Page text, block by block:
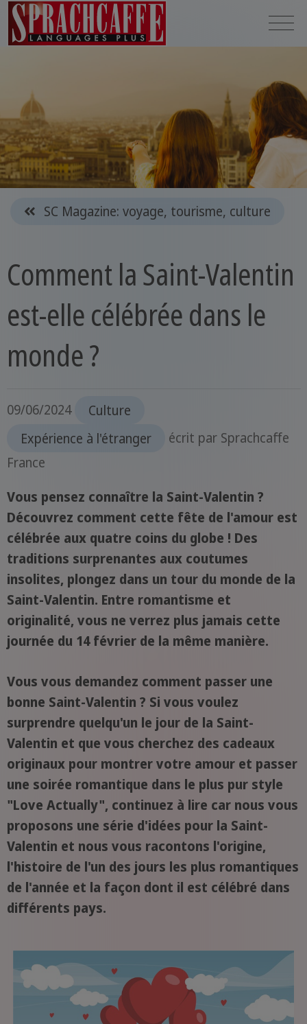
SC Magazine: voyage, tourisme, culture
Comment la Saint-Valentin
est-elle célébrée dans le
monde ?
09/06/2024
Culture
Expérience à l'étranger
écrit par Sprachcaffe
France
Vous pensez connaître la Saint-Valentin ?
Découvrez comment cette fête de l'amour est
célébrée aux quatre coins du globe ! Des
traditions surprenantes aux coutumes
insolites, plongez dans un tour du monde de la
Saint-Valentin. Entre romantisme et
originalité, vous ne verrez plus jamais cette
journée du 14 février de la même manière.
Vous vous demandez comment passer une
bonne Saint-Valentin ? Si vous voulez
surprendre quelqu'un le jour de la Saint-
Valentin et que vous cherchez des cadeaux
originaux pour montrer votre amour et passer
une soirée romantique dans le plus pur style
"Love Actually", continuez à lire car nous vous
proposons une série d'idées pour la Saint-
Valentin et nous vous racontons l'origine,
l'histoire de l'un des jours les plus romantiques
de l'année et la façon dont il est célébré dans
différents pays.